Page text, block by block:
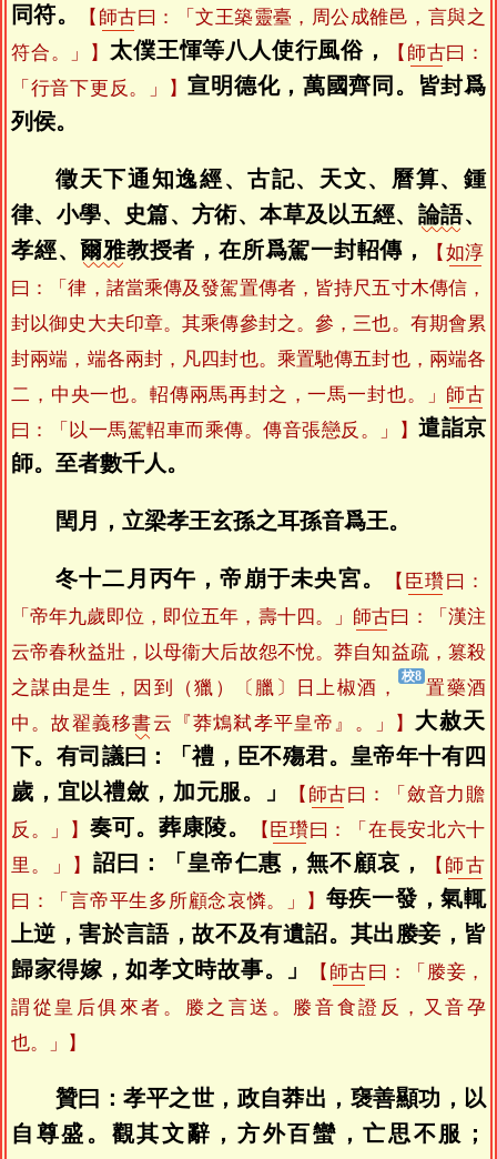
同符。
【 師古曰：「文王築靈臺，周公成雒邑，言與之
符合。」】太僕王惲等八人使行風俗， 【 師古曰：
「行音下更反。」】宣明德化，萬國齊同。皆封爲
列侯。
徵天下通知逸經、古記、天文、曆算、鍾
律、小學、史篇、方術、本草及以五經、 論語、
孝經、爾雅教授者，在所爲駕一封軺傳， 【 如淳
曰：「律，諸當乘傳及發駕置傳者，皆持尺五寸木傳信，
封以御史大夫印章。其乘傳參封之。參，三也。有期會累
封兩端，端各兩封，凡四封也。乘置馳傳五封也，兩端各
二，中央一也。軺傳兩馬再封之，一馬一封也。」 師古
曰：「以一馬駕軺車而乘傳。傳音張戀反。」】遣詣京
師。至者數千人。
閏月，立梁孝王玄孫之耳孫音爲王。
冬十二月丙午，帝崩于未央宮。 【 臣瓚曰：
「帝年九歲即位，即位五年，壽十四。」 師古曰：「漢注
云帝春秋益壯，以母衞大后故怨不悅。莽自知益疏，篡殺
之謀由是生，因到（獵）〔臘〕日上椒酒，
置藥酒
中。故翟義移書云『莽鴆弒孝平皇帝』。」】大赦天
下。有司議曰：「禮，臣不殤君。皇帝年十有四
歲，宜以禮斂，加元服。」
【 師古曰：「斂音力贍
反。」】 奏可。葬康陵。 【 臣瓚曰：「在長安北六十
里。」】 詔曰：「皇帝仁惠，無不顧哀， 【 師古
曰：「言帝平生多所顧念哀憐。」】 每疾一發，氣輒
上逆，害於言語，故不及有遺詔。其出媵妾，皆
歸家得嫁，如孝文時故事。」
【 師古曰：「媵妾，
謂從皇后俱來者。媵之言送。媵音食證反，又音孕
也。」】
贊曰：孝平之世，政自莽出，襃善顯功，以
自尊盛。觀其文辭，方外百蠻，亡思不服；